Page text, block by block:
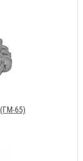
/ Гарвилон